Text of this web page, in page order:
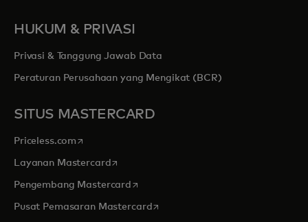
HUKUM & PRIVASI
Privasi & Tanggung Jawab Data
Peraturan Perusahaan yang Mengikat (BCR)
SITUS MASTERCARD
Priceless.com opens in a new tab
Layanan Mastercardopens in a new tab
Pengembang Mastercard opens in a new tab
Pusat Pemasaran Mastercardopens in a new tab